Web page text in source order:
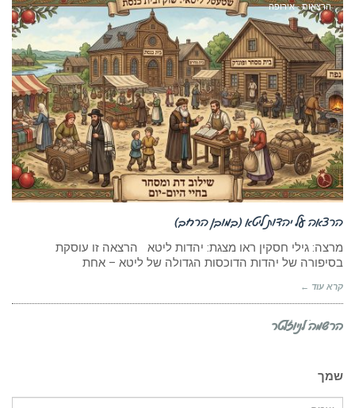
הרצאות - אירופה
הרצאה על יהדות ליטא (במובן הרחב)
מרצה: גילי חסקין ראו מצגת: יהדות ליטא הרצאה זו עוסקת
בסיפורה של יהדות הדוכסות הגדולה של ליטא – אחת
קרא עוד ←
הרשמה לניוזלטר
שמך